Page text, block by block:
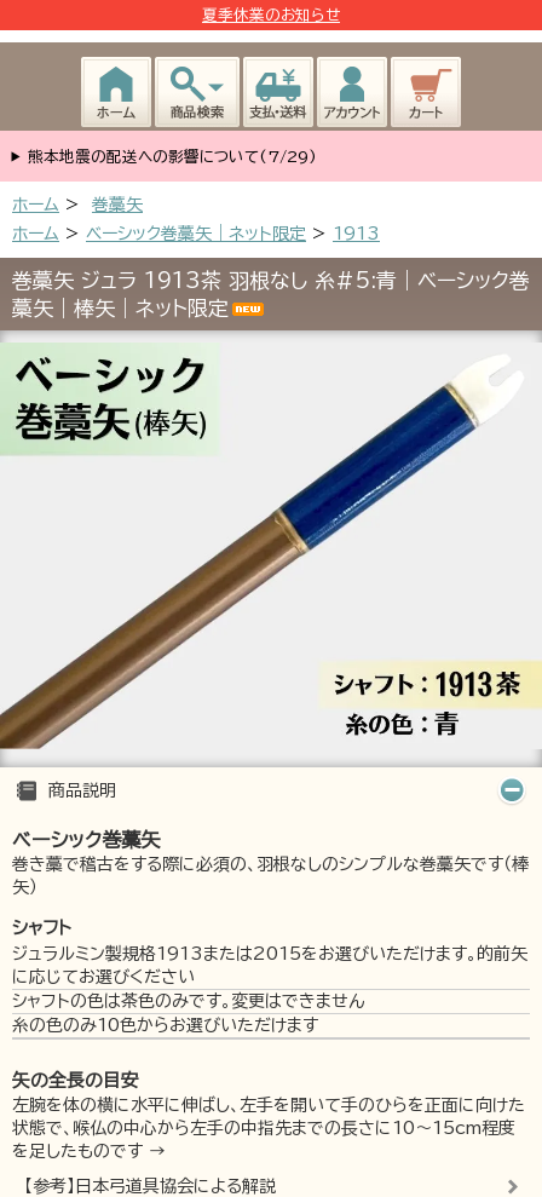
夏季休業のお知らせ
熊本地震の配送への影響について(7/29)
ホーム >
巻藁矢
ホーム > ベーシック巻藁矢｜ネット限定 > 1913
巻藁矢 ジュラ 1913茶 羽根なし 糸#5:青｜ベーシック巻
藁矢｜棒矢｜ネット限定
商品説明
ベーシック巻藁矢
巻き藁で稽古をする際に必須の、羽根なしのシンプルな巻藁矢です（棒
矢）
シャフト
ジュラルミン製規格1913または2015をお選びいただけます。的前矢
に応じてお選びください
シャフトの色は茶色のみです。変更はできません
糸の色のみ10色からお選びいただけます
矢の全長の目安
左腕を体の横に水平に伸ばし、左手を開いて手のひらを正面に向けた
状態で、喉仏の中心から左手の中指先までの長さに10～15cm程度
を足したものです →
【参考】日本弓道具協会による解説